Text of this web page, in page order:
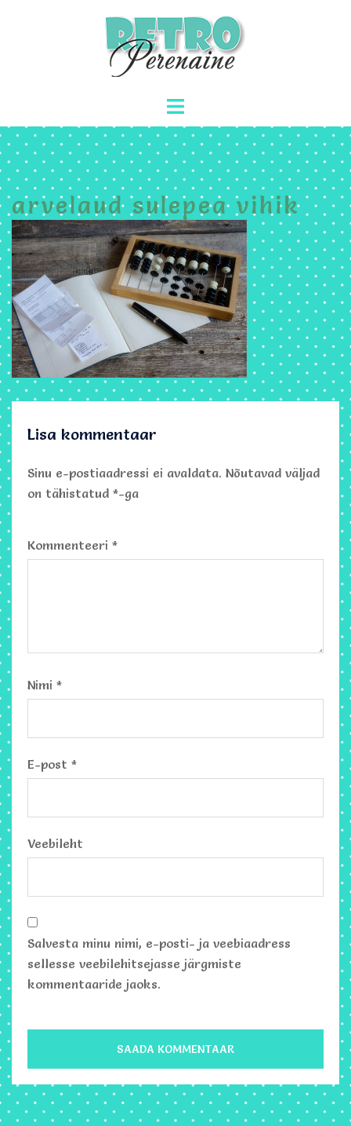
Toggle
menu
arvelaud sulepea vihik
Lisa kommentaar
Sinu e-postiaadressi ei avaldata. Nõutavad väljad
on tähistatud *-ga
Kommenteeri *
Nimi *
E-post *
Veebileht
Salvesta minu nimi, e-posti- ja veebiaadress
sellesse veebilehitsejasse järgmiste
kommentaaride jaoks.